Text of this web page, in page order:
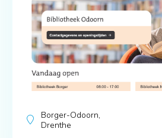
Borger-Odoorn,
Drenthe